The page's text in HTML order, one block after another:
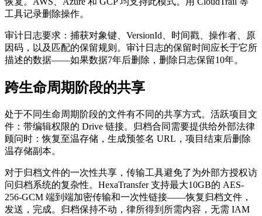
工具记录删除操作。
审计日志要求：捕获对象键、VersionId、时间戳、操作者、原
因码，以及匹配的保留规则。审计日志的保留时间应长于它所
描述的数据——如果数据7年后删除，删除日志保留10年。
跨生命周期阶段的共享
处于不同生命周期阶段的文件有不同的共享方式。活跃项目文
件：带编辑权限的 Drive 链接。归档合同需要提供给外部法律
顾问时：恢复至温存储，生成预签名 URL，项目结束后删除
温存储副本。
对于归档文件的一次性共享，传输工具避免了为外部方授权访
问归档系统的复杂性。HexaTransfer 支持最大10GB的 AES-
256-GCM 端到端加密传输和一次性链接——恢复归档文件，
发送，完成。归档保持不动，律所得到所需内容，无需 IAM